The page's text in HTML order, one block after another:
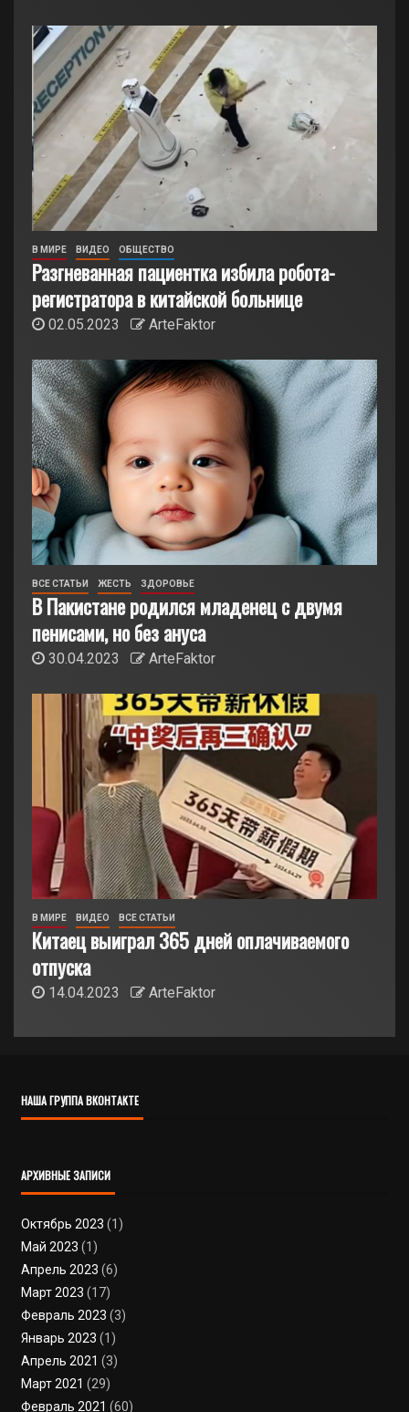
В МИРЕ ВИДЕО ОБЩЕСТВО
Разгневанная пациентка избила робота-
регистратора в китайской больнице
02.05.2023 ArteFaktor
ВСЕ СТАТЬИ ЖЕСТЬ ЗДОРОВЬЕ
В Пакистане родился младенец с двумя
пенисами, но без ануса
30.04.2023 ArteFaktor
В МИРЕ ВИДЕО ВСЕ СТАТЬИ
Китаец выиграл 365 дней оплачиваемого
отпуска
14.04.2023 ArteFaktor
НАША ГРУППА ВКОНТАКТЕ
АРХИВНЫЕ ЗАПИСИ
Октябрь 2023 (1)
Май 2023 (1)
Апрель 2023 (6)
Март 2023 (17)
Февраль 2023 (3)
Январь 2023 (1)
Апрель 2021 (3)
Март 2021 (29)
Февраль 2021 (60)